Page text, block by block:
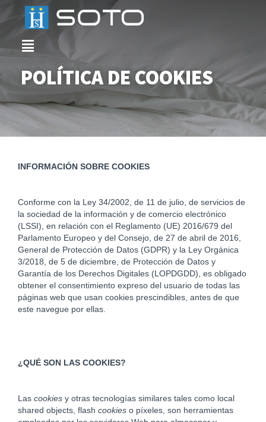
POLÍTICA DE COOKIES
INFORMACIÓN SOBRE COOKIES
Conforme con la Ley 34/2002, de 11 de julio, de servicios de
la sociedad de la información y de comercio electrónico
(LSSI), en relación con el Reglamento (UE) 2016/679 del
Parlamento Europeo y del Consejo, de 27 de abril de 2016,
General de Protección de Datos (GDPR) y la Ley Orgánica
3/2018, de 5 de diciembre, de Protección de Datos y
Garantía de los Derechos Digitales (LOPDGDD), es obligado
obtener el consentimiento expreso del usuario de todas las
páginas web que usan cookies prescindibles, antes de que
este navegue por ellas.
¿QUÉ SON LAS COOKIES?
Las cookies y otras tecnologías similares tales como local
shared objects, flash cookies o píxeles, son herramientas